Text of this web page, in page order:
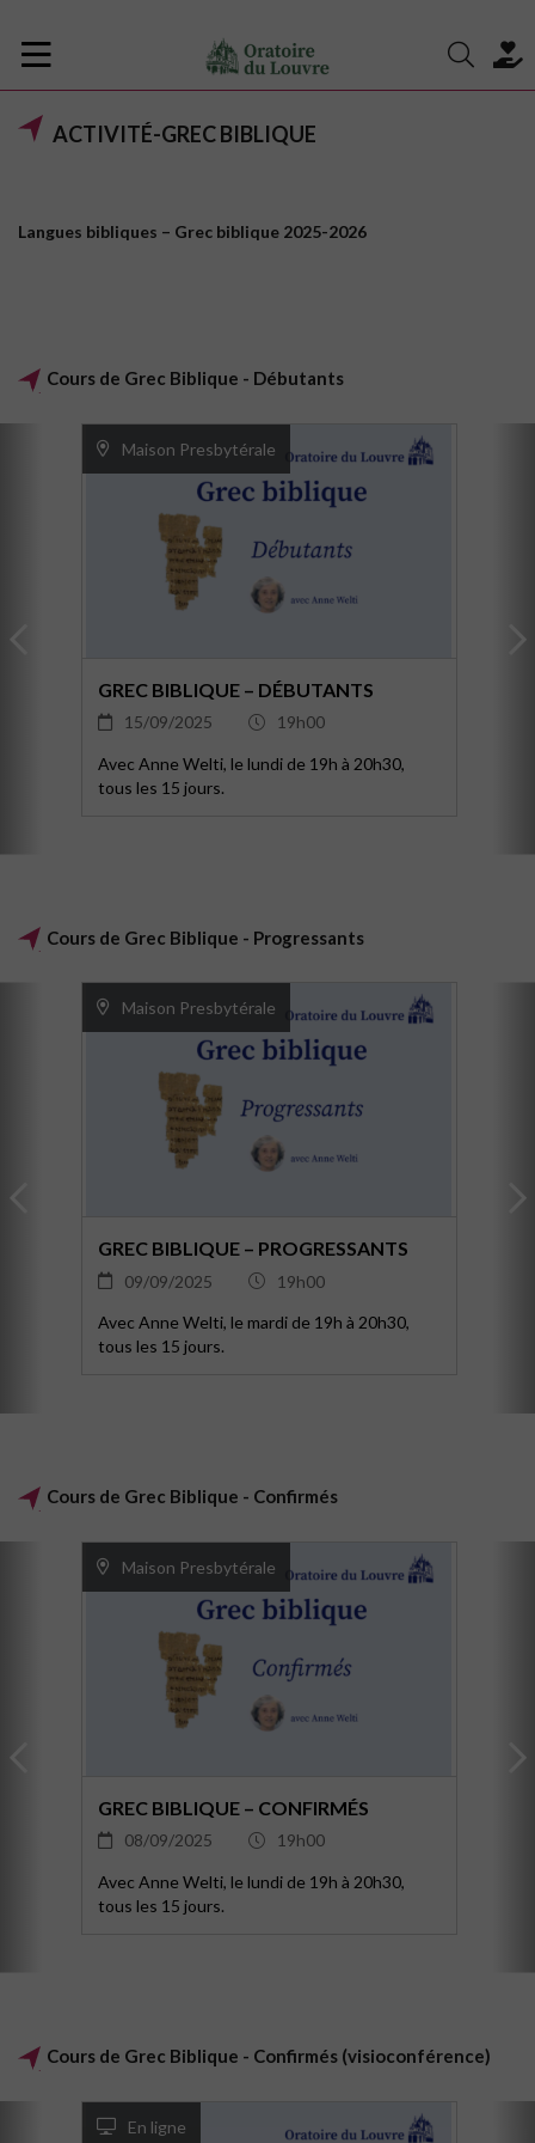
ACTIVITÉ-GREC BIBLIQUE
Langues bibliques – Grec biblique 2025-2026
Cours de Grec Biblique - Débutants
Maison Presbytérale
GREC BIBLIQUE – DÉBUTANTS
15/09/2025 19h00
Avec Anne Welti, le lundi de 19h à 20h30,
tous les 15 jours.
Cours de Grec Biblique - Progressants
Maison Presbytérale
GREC BIBLIQUE – PROGRESSANTS
09/09/2025 19h00
Avec Anne Welti, le mardi de 19h à 20h30,
tous les 15 jours.
Cours de Grec Biblique - Confirmés
Maison Presbytérale
GREC BIBLIQUE – CONFIRMÉS
08/09/2025 19h00
Avec Anne Welti, le lundi de 19h à 20h30,
tous les 15 jours.
Cours de Grec Biblique - Confirmés (visioconférence)
En ligne